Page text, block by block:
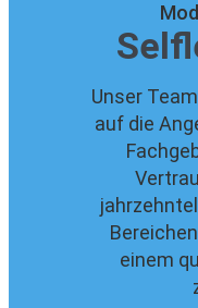
Unser
auf die
einem